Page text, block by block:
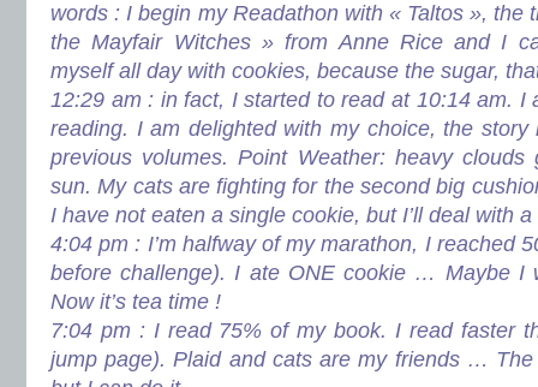
words : I begin my Readathon with « Taltos », the
the Mayfair Witches » from Anne Rice and I
myself all day with cookies, because the sugar,
12:29 am : in fact, I started to read at 10:14 am. I
reading. I am delighted with my choice, the
previous volumes. Point Weather: heavy
sun. My cats are fighting for the second big
I have not eaten a single cookie, but I’ll deal with
4:04 pm : I’m halfway of my marathon, I reached
before challenge). I ate ONE cookie … Maybe I
Now it’s tea time !
7:04 pm : I read 75% of my book. I read faster
jump page). Plaid and cats are my friends …